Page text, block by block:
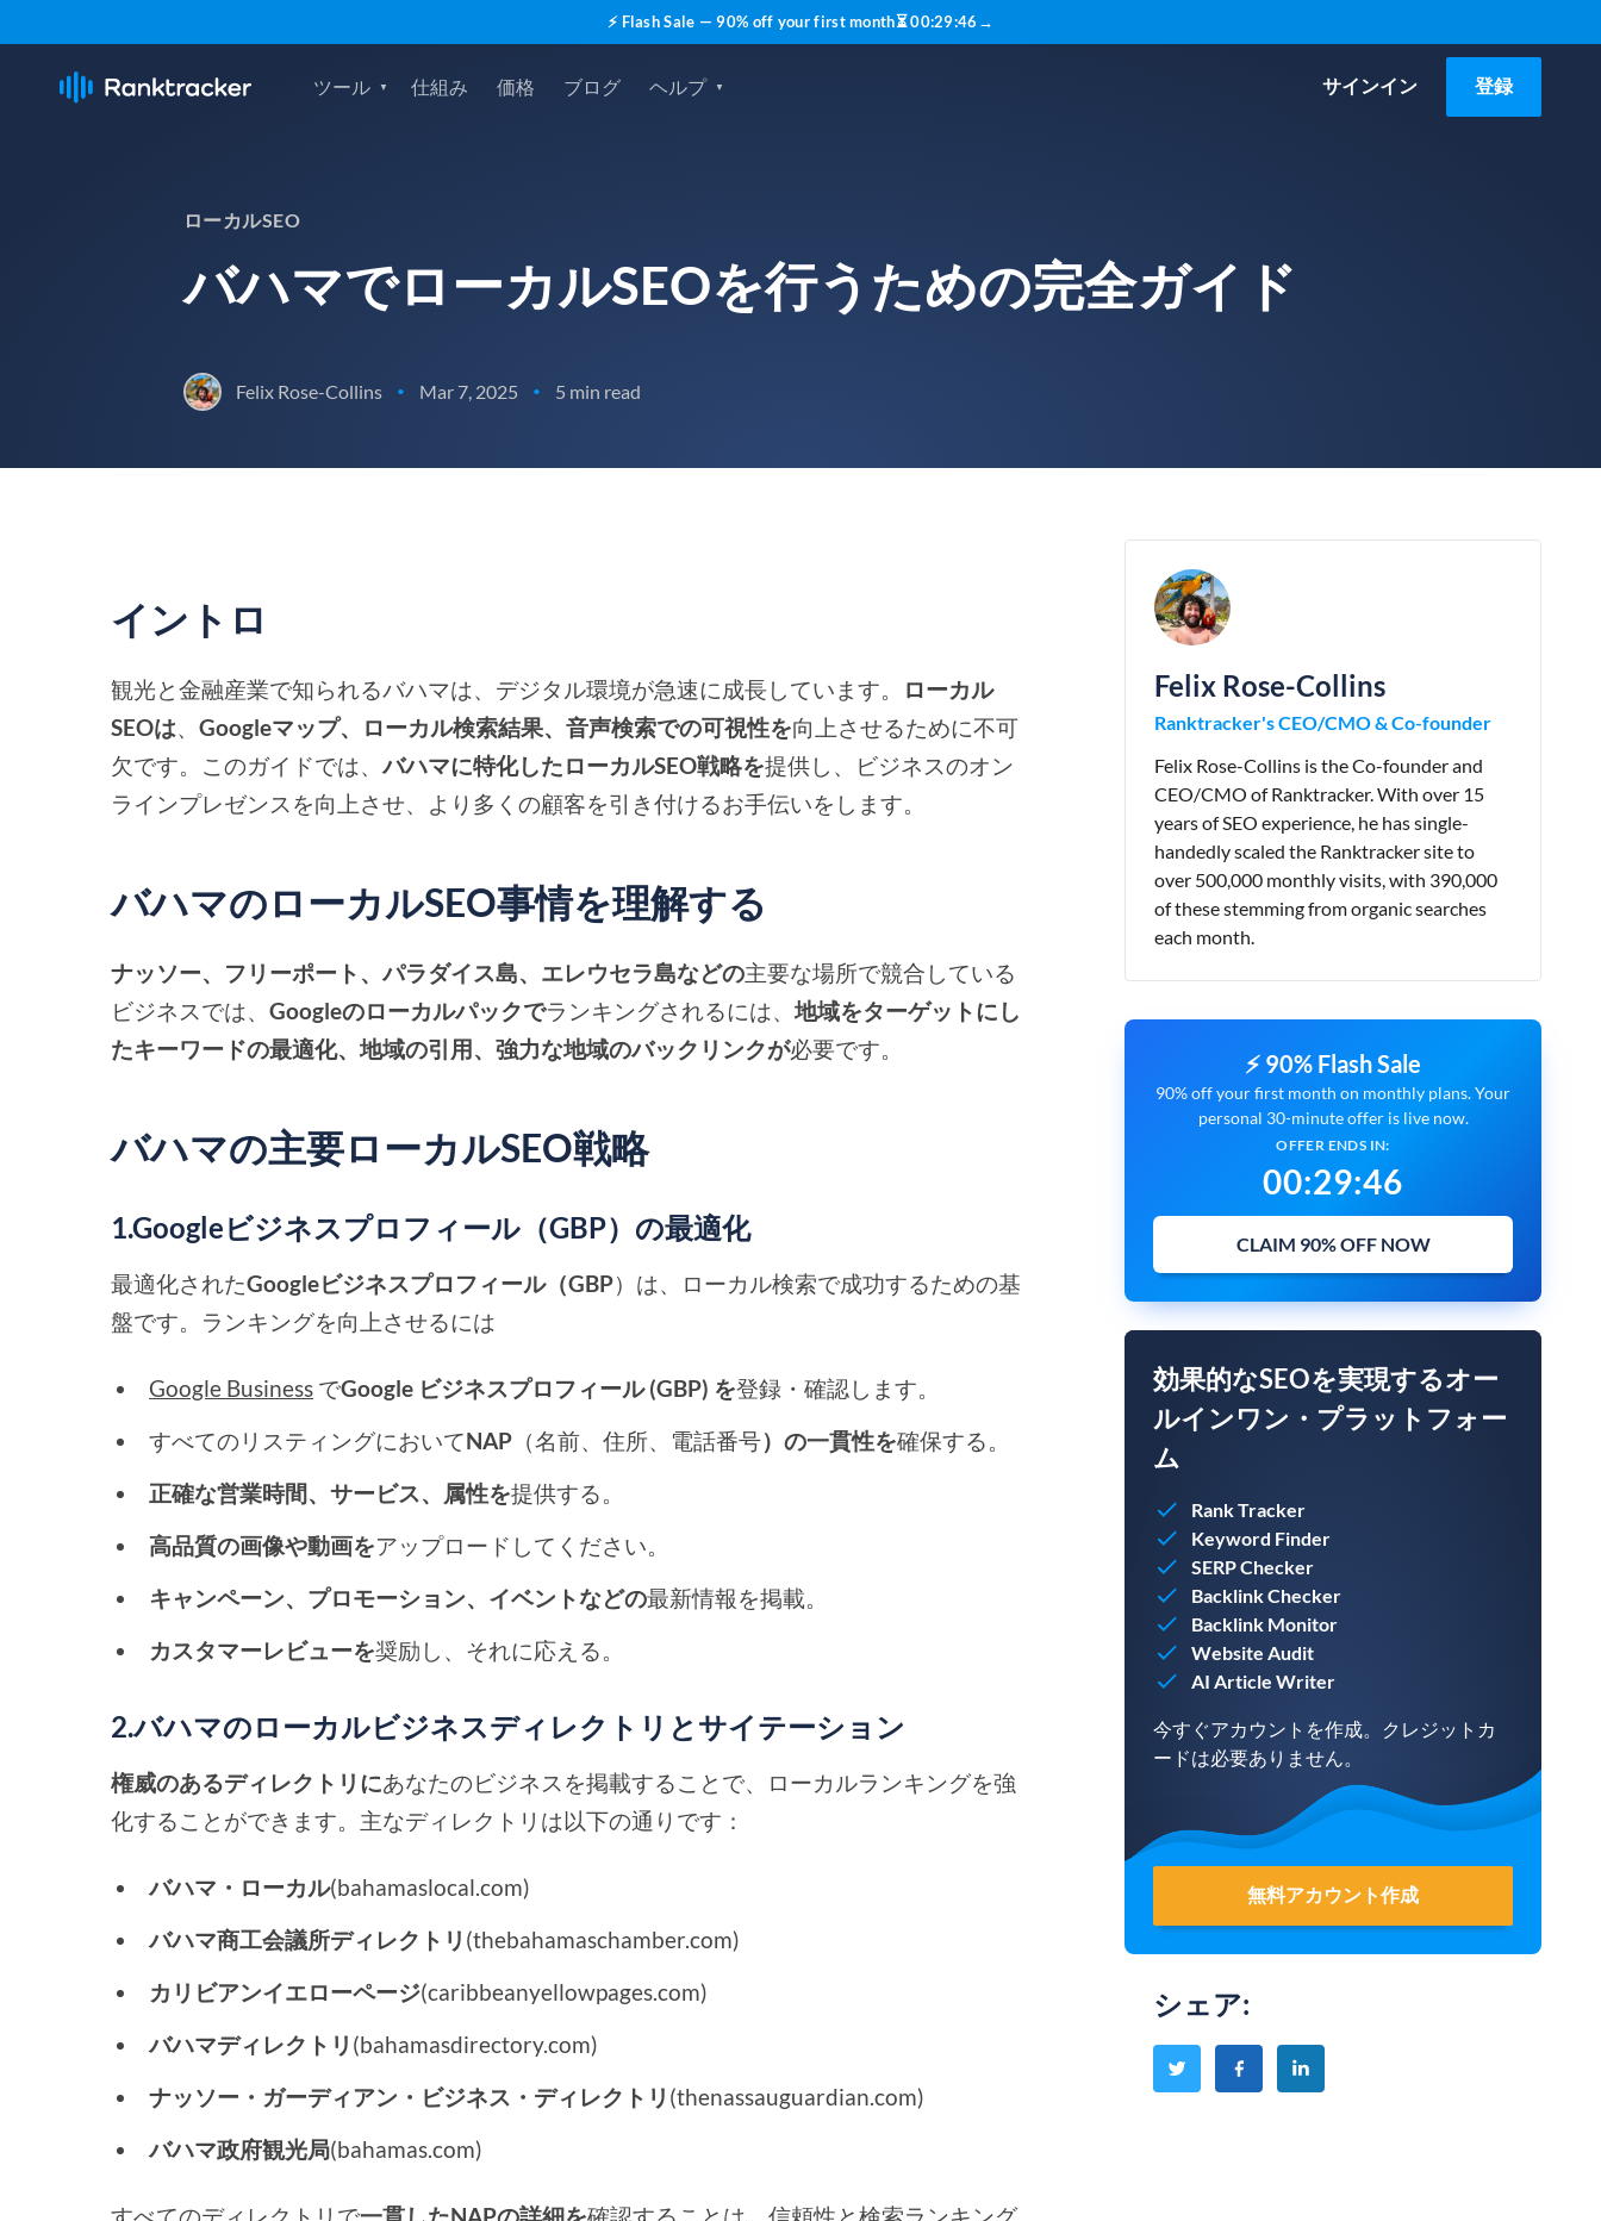
⚡ Flash Sale — 90% off your first month⏳00:29:45 →
ツール 仕組み 価格 ブログ ヘルプ サインイン 登録
ローカルSEO
バハマでローカルSEOを行うための完全ガイド
Felix Rose-Collins • Mar 7, 2025 • 5 min read
イントロ
観光と金融産業で知られるバハマは、デジタル環境が急速に成長しています。
ローカル
SEOは、Googleマップ、ローカル検索結果、音声検索での可視性を向上させるために不可
欠です。このガイドでは、バハマに特化したローカルSEO戦略を提供し、ビジネスのオン
ラインプレゼンスを向上させ、より多くの顧客を引き付けるお手伝いをします。
バハマのローカルSEO事情を理解する
ナッソー、フリーポート、パラダイス島、エレウセラ島などの主要な場所で競合している
ビジネスでは、Googleのローカルパックでランキングされるには、地域をターゲットにし
たキーワードの最適化、地域の引用、強力な地域のバックリンクが必要です。
バハマの主要ローカルSEO戦略
1.Googleビジネスプロフィール（GBP）の最適化
最適化されたGoogleビジネスプロフィール（GBP）は、ローカル検索で成功するための基
盤です。ランキングを向上させるには
Google Business でGoogle ビジネスプロフィール (GBP) を登録・確認します。
すべてのリスティングにおいてNAP （名前、住所、電話番号）の一貫性を確保する。
正確な営業時間、サービス、属性を提供する。
高品質の画像や動画をアップロードしてください。
キャンペーン、プロモーション、イベントなどの最新情報を掲載。
カスタマーレビューを奨励し、それに応える。
2.バハマのローカルビジネスディレクトリとサイテーション
権威のあるディレクトリにあなたのビジネスを掲載することで、ローカルランキングを強
化することができます。主なディレクトリは以下の通りです：
バハマ・ローカル(bahamaslocal.com)
バハマ商工会議所ディレクトリ (thebahamaschamber.com)
カリビアンイエローページ(caribbeanyellowpages.com)
バハマディレクトリ (bahamasdirectory.com)
ナッソー・ガーディアン・ビジネス・ディレクトリ (thenassauguardian.com)
バハマ政府観光局(bahamas.com)
Felix Rose-Collins
Ranktracker's CEO/CMO & Co-founder
Felix Rose-Collins is the Co-founder and
CEO/CMO of Ranktracker. With over 15
years of SEO experience, he has single-
handedly scaled the Ranktracker site to
over 500,000 monthly visits, with 390,000
of these stemming from organic searches
each month.
⚡ 90% Flash Sale
90% off your first month on monthly plans. Your
personal 30-minute offer is live now.
OFFER ENDS IN:
00:29:45
CLAIM 90% OFF NOW
効果的なSEOを実現するオー
ルインワン・プラットフォー
ム
Rank Tracker
Keyword Finder
SERP Checker
Backlink Checker
Backlink Monitor
Website Audit
AI Article Writer
今すぐアカウントを作成。クレジットカ
ードは必要ありません。
無料アカウント作成
シェア: